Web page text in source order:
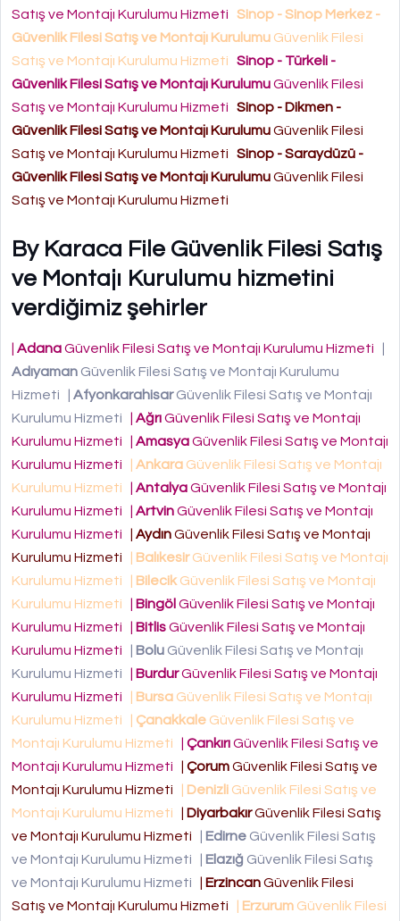
Satış ve Montajı Kurulumu Hizmeti
Sinop - Sinop Merkez -
Güvenlik Filesi Satış ve Montajı Kurulumu Güvenlik Filesi
Satış ve Montajı Kurulumu Hizmeti
Sinop - Türkeli -
Güvenlik Filesi Satış ve Montajı KurulumuGüvenlik Filesi
Satış ve Montajı Kurulumu Hizmeti
Sinop - Dikmen -
Güvenlik Filesi Satış ve Montajı KurulumuGüvenlik Filesi
Satış ve Montajı Kurulumu Hizmeti
Sinop - Saraydüzü -
Güvenlik Filesi Satış ve Montajı KurulumuGüvenlik Filesi
Satış ve Montajı Kurulumu Hizmeti
By Karaca File Güvenlik Filesi Satış
ve Montajı Kurulumu hizmetini
verdiğimiz şehirler
AdanaGüvenlik Filesi Satış ve Montajı Kurulumu Hizmeti
Adıyaman Güvenlik Filesi Satış ve Montajı Kurulumu
Hizmeti
AfyonkarahisarGüvenlik Filesi Satış ve Montajı
Kurulumu Hizmeti
AğrıGüvenlik Filesi Satış ve Montajı
Kurulumu Hizmeti
AmasyaGüvenlik Filesi Satış ve Montajı
Kurulumu Hizmeti
Ankara Güvenlik Filesi Satış ve Montajı
Kurulumu Hizmeti
AntalyaGüvenlik Filesi Satış ve Montajı
Kurulumu Hizmeti
ArtvinGüvenlik Filesi Satış ve Montajı
Kurulumu Hizmeti
AydınGüvenlik Filesi Satış ve Montajı
Kurulumu Hizmeti
BalıkesirGüvenlik Filesi Satış ve Montajı
Kurulumu Hizmeti
BilecikGüvenlik Filesi Satış ve Montajı
Kurulumu Hizmeti
Bingöl Güvenlik Filesi Satış ve Montajı
Kurulumu Hizmeti
BitlisGüvenlik Filesi Satış ve Montajı
Kurulumu Hizmeti
Bolu Güvenlik Filesi Satış ve Montajı
Kurulumu Hizmeti
BurdurGüvenlik Filesi Satış ve Montajı
Kurulumu Hizmeti
Bursa Güvenlik Filesi Satış ve Montajı
Kurulumu Hizmeti
Çanakkale Güvenlik Filesi Satış ve
Montajı Kurulumu Hizmeti
ÇankırıGüvenlik Filesi Satış ve
Montajı Kurulumu Hizmeti
ÇorumGüvenlik Filesi Satış ve
Montajı Kurulumu Hizmeti
Denizli Güvenlik Filesi Satış ve
Montajı Kurulumu Hizmeti
DiyarbakırGüvenlik Filesi Satış
ve Montajı Kurulumu Hizmeti
Edirne Güvenlik Filesi Satış
ve Montajı Kurulumu Hizmeti
Elazığ Güvenlik Filesi Satış
ve Montajı Kurulumu Hizmeti
ErzincanGüvenlik Filesi
Satış ve Montajı Kurulumu Hizmeti
Erzurum Güvenlik Filesi